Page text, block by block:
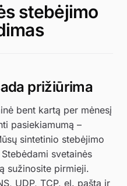
stebėjimo
prižiūrima
bent kartą per mėnesį
pasiekiamumą –
sintetinio stebėjimo
svetainės
sužinosite pirmieji.
UDP, TCP, el. paštą ir